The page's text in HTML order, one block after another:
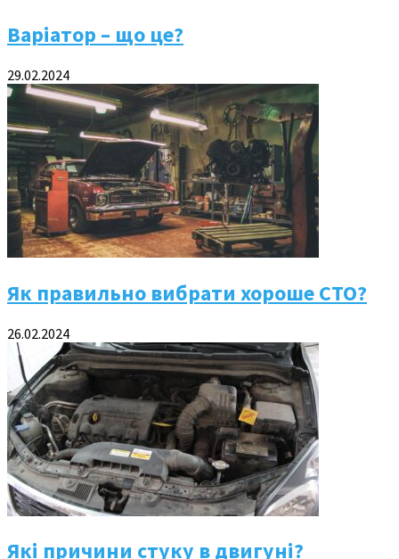
Варіатор – що це?
29.02.2024
Як правильно вибрати хороше СТО?
26.02.2024
Які причини стуку в двигуні?